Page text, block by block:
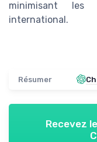
minimisant les
international.
Résumer
Recevez